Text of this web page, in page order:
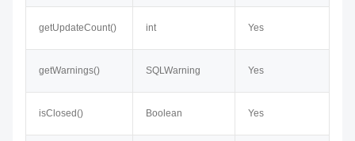
getUpdateCount() int Yes
getWarnings() SQLWarning Yes
isClosed() Boolean Yes